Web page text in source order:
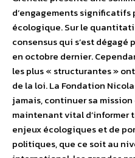
d’engagements significatifs
écologique. Sur le
consensus qui s’est dégagé
en octobre dernier.
les plus « structurantes »
de la loi. La Fondation
jamais, continuer sa
maintenant vital d’informer
enjeux écologiques et de
politiques, que ce soit au